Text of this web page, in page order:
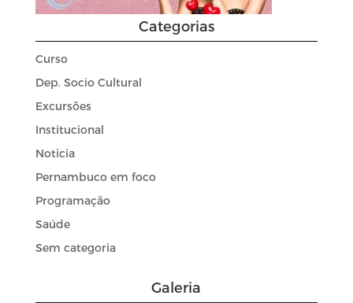
Categorias
Curso
Dep. Socio Cultural
Excursões
Institucional
Noticia
Pernambuco em foco
Programação
Saúde
Sem categoria
Galeria